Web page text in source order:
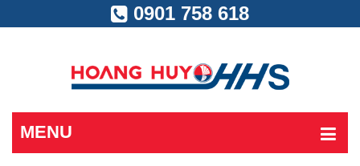
0901 758 618
MENU